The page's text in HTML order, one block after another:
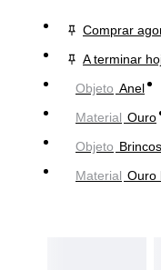
Comprar
A terminar
Objeto Anel
Material Ouro
Objeto Brincos
Material Ouro